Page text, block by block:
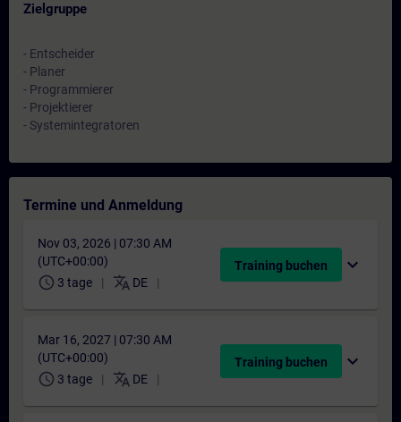
Zielgruppe
- Entscheider
- Planer
- Programmierer
- Projektierer
- Systemintegratoren
Termine und Anmeldung
Nov 03, 2026 | 07:30 AM
(UTC+00:00)
schedule 3 tage translate DE
Training buchen expand_more
Mar 16, 2027 | 07:30 AM
(UTC+00:00)
schedule 3 tage translate DE
Training buchen expand_more